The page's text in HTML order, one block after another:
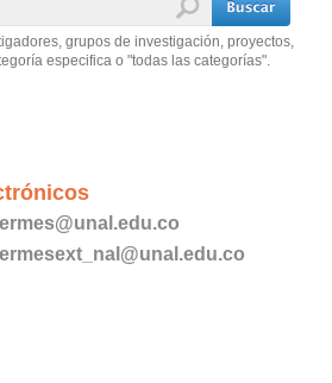
grupos de investigación, proyectos,
especifica o "todas las categorías".